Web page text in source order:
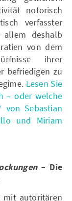
notorisch
verfasster
deshalb
von dem
ihrer
befriedigen zu
Lesen Sie
– oder welche
von Sebastian
und Miriam
– Die
mit autoritären